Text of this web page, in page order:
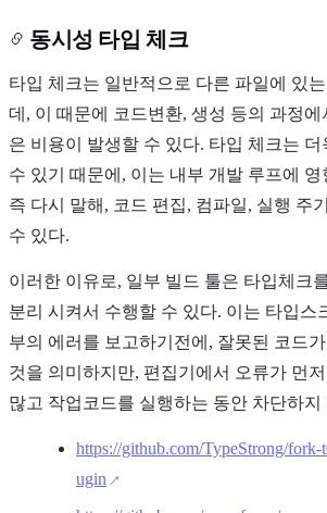
동시성 타입 체크
타입 체크는 일반적으로 다른 파일에 있
데, 이 때문에 코드변환, 생성 등의 과정
은 비용이 발생할 수 있다. 타입 체크는
수 있기 때문에, 이는 내부 개발 루프에
즉 다시 말해, 코드 편집, 컴파일, 실행 주
수 있다.
이러한 이유로, 일부 빌드 툴은 타입체크
분리 시켜서 수행할 수 있다. 이는 타입스
부의 에러를 보고하기전에, 잘못된 코드
것을 의미하지만, 편집기에서 오류가 먼
많고 작업코드를 실행하는 동안 차단하지
https://github.com/TypeStrong/fork-
ugin